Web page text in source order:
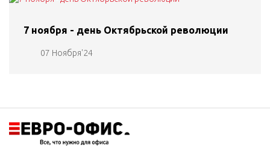
7 ноября - день Октябрьской революции
07 Ноября'24